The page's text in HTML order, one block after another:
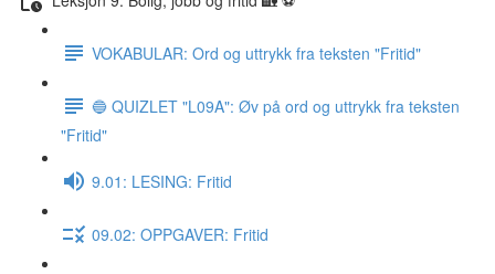
VOKABULAR: Ord og uttrykk fra teksten "Fritid"
🔵 QUIZLET "L09A": Øv på ord og uttrykk fra teksten
"Fritid"
9.01: LESING: Fritid
09.02: OPPGAVER: Fritid